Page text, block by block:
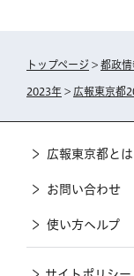
トップページ > 都政情
2023年 > 広報東京都
広報東京都とは
お問い合わせ
使い方ヘルプ